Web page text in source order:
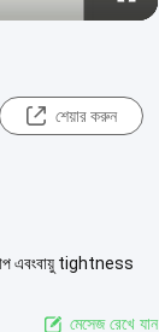
শেয়ার করুন
এবংবায়ু tightness
মেসেজ রেখে যান